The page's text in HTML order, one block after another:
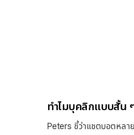
ทำไมบุคลิกแบบสั้น
Peters ชี้ว่าแชตบอตหลา